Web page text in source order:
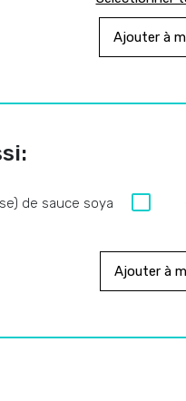
Ajouter à
de sauce soya
Ajouter à